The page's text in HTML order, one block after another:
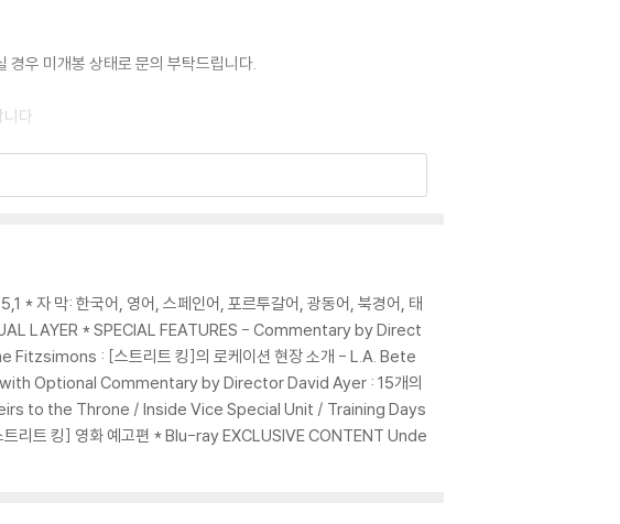
경우 미개봉 상태로 문의 부탁드립니다.
다.
있으며, 동영상이 없는 경우 교환/반품이 제한될 수 있습니다.
DVD/BD 전용 기기에서 재생하실 것을 권유해 드립니다.
너 등 전용 제품을 이용하면 대부분 해결됩니다.
전용 플레이어 사용을 권장드리며, ODD 사용으로 인한 재생 불
생에 이상이 있는 경우에는 불량으로 인한 반품/교환이 가능합니
자 막: 한국어, 영어, 스페인어, 포르투갈어, 광동어, 북경어, 태
LAYER * SPECIAL FEATURES - Commentary by Direct
: [스트리트 킹]의 로케이션 현장 소개 - L.A. Bete
Optional Commentary by Director David Ayer : 15개의
to the Throne / Inside Vice Special Unit / Training Days
트 킹] 영화 예고편 * Blu-ray EXCLUSIVE CONTENT Unde